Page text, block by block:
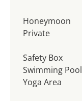
Honeymoon
Private
Safety Box
Swimming Pool
Yoga Area